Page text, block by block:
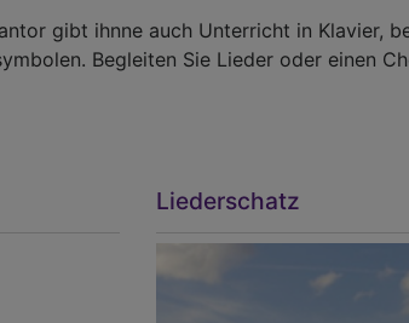
gibt ihnne auch Unterricht in Klavier,
Begleiten Sie Lieder oder einen
Liederschatz